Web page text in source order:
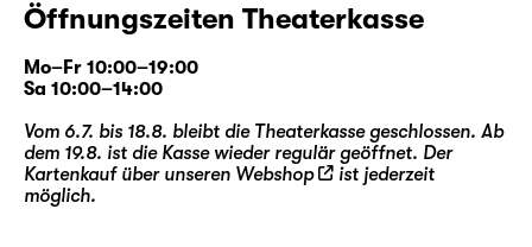
Öffnungszeiten Theaterkasse
Mo–Fr 10:00–19:00
Sa 10:00–14:00
Vom 6.7. bis 18.8. bleibt die Theaterkasse geschlossen. Ab
dem 19.8. ist die Kasse wieder regulär geöffnet. Der
Kartenkauf über unseren Webshop
ist jederzeit
möglich.